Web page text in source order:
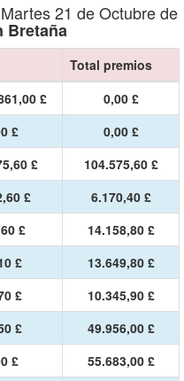
21 de Octubre de
Bretaña
Total premios
£
0,00 £
£
0,00 £
£
104.575,60 £
£
6.170,40 £
£
14.158,80 £
£
13.649,80 £
£
10.345,90 £
£
49.956,00 £
£
55.683,00 £